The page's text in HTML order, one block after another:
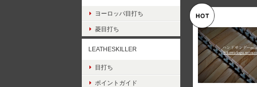
ヨーロッパ目打ち
菱目打ち
LEATHESKILLER
目打ち
ポイントガイド